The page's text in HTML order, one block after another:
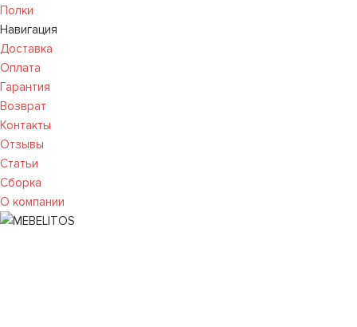
Полки
Навигация
Доставка
Оплата
Гарантия
Возврат
Контакты
Отзывы
Статьи
Сборка
О компании